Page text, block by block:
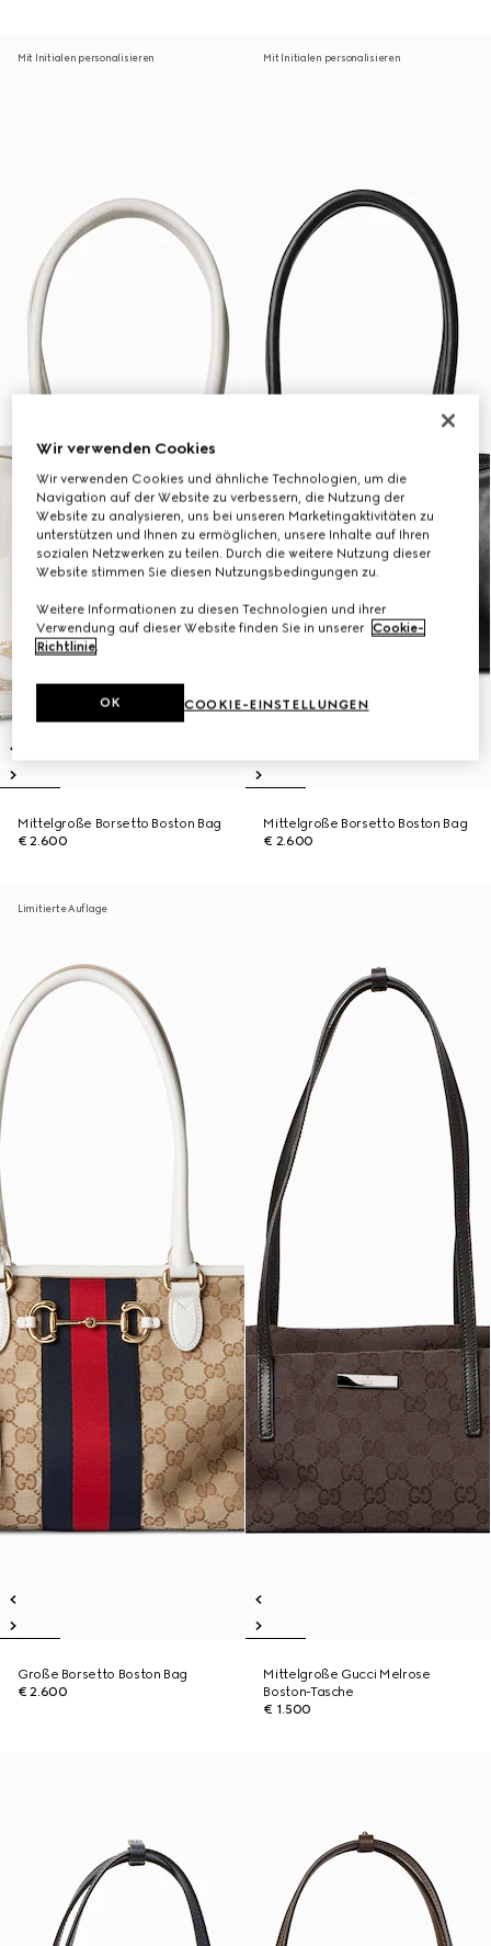
Mit Initialen personalisieren
Mittelgroße Borsetto Boston Bag
€ 2.600
Mit Initialen personalisieren
Mittelgroße Borsetto Boston Bag
€ 2.600
Limitierte Auflage
Große Borsetto Boston Bag
€ 2.600
Mittelgroße Gucci Melrose
Boston-Tasche
€ 1.500
Wir verwenden Cookies
Wir verwenden Cookies und ähnliche Technologien, um die
Navigation auf der Website zu verbessern, die Nutzung der
Website zu analysieren, uns bei unseren Marketingaktivitäten zu
unterstützen und Ihnen zu ermöglichen, unsere Inhalte auf Ihren
sozialen Netzwerken zu teilen. Durch die weitere Nutzung dieser
Website stimmen Sie diesen Nutzungsbedingungen zu.
Weitere Informationen zu diesen Technologien und ihrer
Verwendung auf dieser Website finden Sie in unserer Cookie-
Richtlinie.
COOKIE-EINSTELLUNGEN
OK